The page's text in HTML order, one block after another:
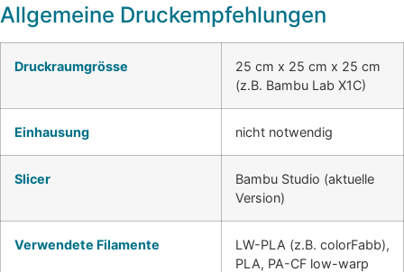
Allgemeine Druckempfehlungen
Druckraumgrösse
25 cm x 25 cm x 25 cm
(z.B. Bambu Lab X1C)
Einhausung nicht notwendig
Slicer
Bambu Studio (aktuelle
Version)
Verwendete Filamente
LW-PLA (z.B. colorFabb),
PLA, PA-CF low-warp